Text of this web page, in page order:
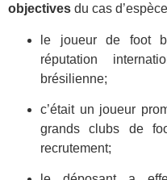
objectives du cas
le joueur de foot
réputation
brésilienne;
c’était un joueur
grands clubs de
recrutement;